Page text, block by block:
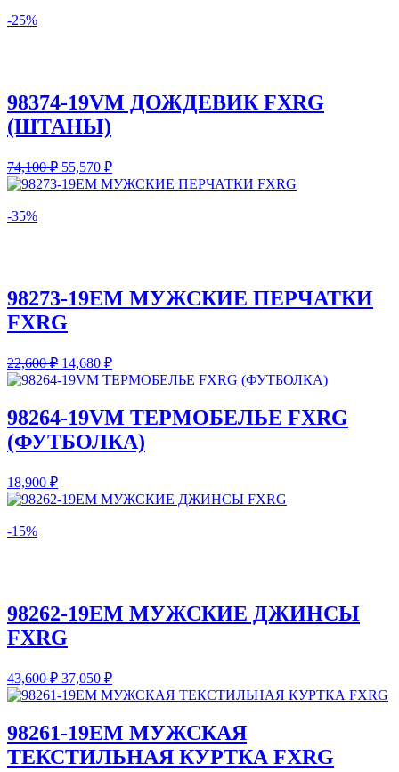
-25%
98374-19VM ДОЖДЕВИК FXRG
(ШТАНЫ)
74,100₽ 55,570 ₽
-35%
98273-19EM МУЖСКИЕ ПЕРЧАТКИ
FXRG
22,600₽ 14,680 ₽
98264-19VM ТЕРМОБЕЛЬЕ FXRG
(ФУТБОЛКА)
18,900 ₽
-15%
98262-19EM МУЖСКИЕ ДЖИНСЫ
FXRG
43,600₽ 37,050 ₽
98261-19EM МУЖСКАЯ
ТЕКСТИЛЬНАЯ КУРТКА FXRG